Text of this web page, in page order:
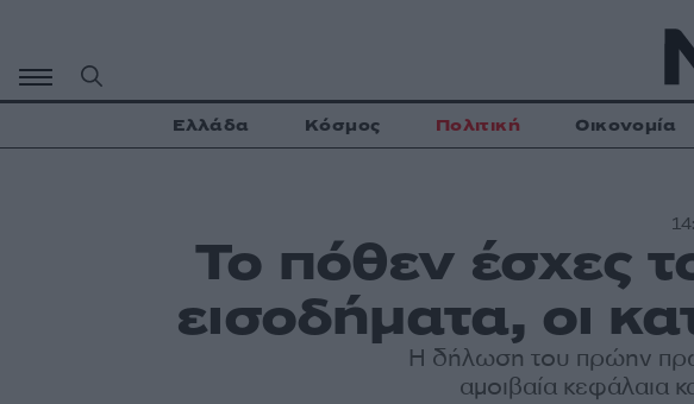
περιεχόμενο
Ελλάδα Κόσμος Πολιτική Οικονομία
Το πόθεν έσχες
εισοδήματα, οι
Η δήλωση του πρώην
αμοιβαία κεφάλαια